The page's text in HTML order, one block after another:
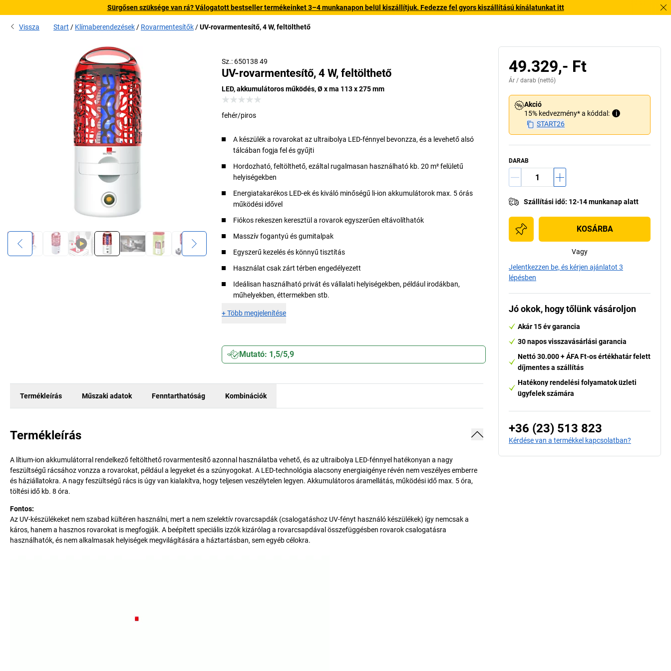
Sürgősen szüksége van rá? Válogatott bestseller termékeinket 3–4 munkanapon belül kiszállítjuk. Fedezze fel gyors kiszállítású kínálatunkat itt
Vissza Start Klímaberendezések Rovarmentesítők UV-rovarmentesítő, 4 W, feltölthető
Sz.: 650138 49
UV-rovarmentesítő, 4 W, feltölthető
LED, akkumulátoros működés, Ø x ma 113 x 275 mm
fehér/piros
A készülék a rovarokat az ultraibolya LED-fénnyel bevonzza, és a levehető alsó
tálcában fogja fel és gyűjti
Hordozható, feltölthető, ezáltal rugalmasan használható kb. 20 m² felületű
helyiségekben
Energiatakarékos LED-ek és kiváló minőségű li-ion akkumulátorok max. 5 órás
működési idővel
Fiókos rekeszen keresztül a rovarok egyszerűen eltávolíthatók
Masszív fogantyú és gumitalpak
Egyszerű kezelés és könnyű tisztítás
Használat csak zárt térben engedélyezett
Ideálisan használható privát és vállalati helyiségekben, például irodákban,
műhelyekben, éttermekben stb.
+Több megjelenítése
Mutató: 1,5/5,9
Termékleírás Műszaki adatok Fenntarthatóság Kombinációk
Termékleírás
A lítium-ion akkumulátorral rendelkező feltölthető rovarmentesítő azonnal használatba vehető, és az ultraibolya LED-fénnyel hatékonyan a nagy
feszültségű rácsához vonzza a rovarokat, például a legyeket és a szúnyogokat. A LED-technológia alacsony energiaigénye révén nem veszélyes emberre
és háziállatokra. A nagy feszültségű rács is úgy van kialakítva, hogy teljesen veszélytelen legyen. Akkumulátoros áramellátás, működési idő max. 5 óra,
töltési idő kb. 8 óra.
Fontos:
Az UV-készülékeket nem szabad kültéren használni, mert a nem szelektív rovarcsapdák (csalogatáshoz UV-fényt használó készülékek) így nemcsak a
káros, hanem a hasznos rovarokat is megfogják. A beépített speciális izzók kizárólag a rovarcsapdával összefüggésben rovarok csalogatásra
használhatók, és nem alkalmasak helyiségek megvilágítására a háztartásban, sem egyéb célokra.
49.329,- Ft
Ár / darab (nettó)
Akció
15% kedvezmény* a kóddal:
i
START26
DARAB
Szállítási idő: 12-14 munkanap alatt
KOSÁRBA
Vagy
Jelentkezzen be, és kérjen ajánlatot 3
lépésben
Jó okok, hogy tőlünk vásároljon
Akár 15 év garancia
30 napos visszavásárlási garancia
Nettó 30.000 + ÁFA Ft-os értékhatár felett
díjmentes a szállítás
Hatékony rendelési folyamatok üzleti
ügyfelek számára
+36 (23) 513 823
Kérdése van a termékkel kapcsolatban?